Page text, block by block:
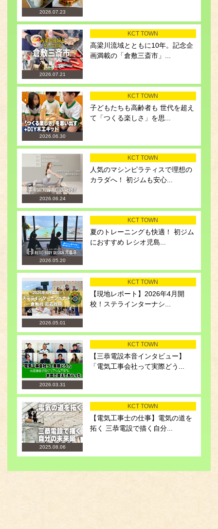
2026.07.23
2026.07.21
KCT TOWN
高梁川流域とともに10年。記念企
画満載の「倉敷三斎市」...
2026.06.30
KCT TOWN
子どもたちも高齢者も 世代を超え
て「つくる楽しさ」を思...
2026.06.24
KCT TOWN
人気のマシンピラティスで理想の
カラダへ！ 初ジムも安心...
2026.05.20
KCT TOWN
夏のトレーニングも快適！ 初ジム
におすすめ レシオ児島...
2026.05.01
KCT TOWN
【現地レポート】2026年4月開
校！ステラインターナシ...
2026.03.31
KCT TOWN
【三恭電設本音インタビュー】
「電気工事会社って実際どう...
2025.08.06
KCT TOWN
【電気工事士の仕事】電気の道を
拓く 三恭電設で描く自分...